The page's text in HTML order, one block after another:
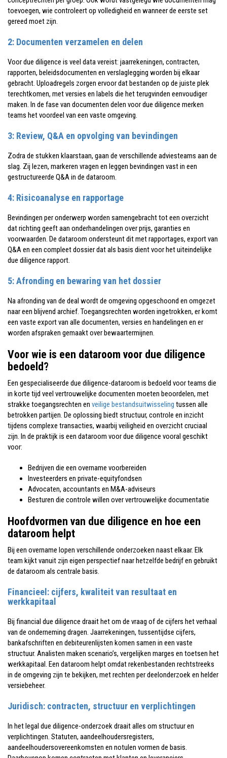
toevoegen, wie controleert op volledigheid en wanneer de eerste set
gereed moet zijn.
2: Documenten verzamelen en delen
Voor due diligence is veel data vereist: jaarrekeningen, contracten,
rapporten, beleidsdocumenten en verslaglegging worden bij elkaar
gebracht. Uploadregels zorgen ervoor dat bestanden op de juiste plek
terechtkomen, met versies en labels die het terugvinden eenvoudiger
maken. In de fase van documenten delen voor due diligence merken
teams het voordeel van een vaste omgeving.
3: Review, Q&A en opvolging van bevindingen
Zodra de stukken klaarstaan, gaan de verschillende adviesteams aan de
slag. Zij lezen, markeren vragen en leggen bevindingen vast in een
gestructureerde Q&A in de dataroom.
4: Risicoanalyse en rapportage
Bevindingen per onderwerp worden samengebracht tot een overzicht
dat richting geeft aan onderhandelingen over prijs, garanties en
voorwaarden. De dataroom ondersteunt dit met rapportages, export van
Q&A en een compleet dossier dat als basis dient voor het uiteindelijke
due diligence rapport.
5: Afronding en bewaring van het dossier
Na afronding van de deal wordt de omgeving opgeschoond en omgezet
naar een blijvend archief. Toegangsrechten worden ingetrokken, er komt
een vaste export van alle documenten, versies en handelingen en er
worden afspraken gemaakt over bewaartermijnen.
Voor wie is een dataroom voor due diligence
bedoeld?
Een gespecialiseerde due diligence-dataroom is bedoeld voor teams die
in korte tijd veel vertrouwelijke documenten moeten beoordelen, met
strakke toegangsrechten en veilige bestandsuitwisseling tussen alle
betrokken partijen. De oplossing biedt structuur, controle en inzicht
tijdens complexe transacties, waarbij veiligheid en overzicht cruciaal
zijn. In de praktijk is een dataroom voor due diligence vooral geschikt
voor:
Bedrijven die een overname voorbereiden
Investeerders en private-equityfondsen
Advocaten, accountants en M&A-adviseurs
Besturen die controle willen over vertrouwelijke documentatie
Hoofdvormen van due diligence en hoe een
dataroom helpt
Bij een overname lopen verschillende onderzoeken naast elkaar. Elk
team kijkt vanuit zijn eigen perspectief naar hetzelfde bedrijf en gebruikt
de dataroom als centrale basis.
Financieel: cijfers, kwaliteit van resultaat en
werkkapitaal
Bij financial due diligence draait het om de vraag of de cijfers het verhaal
van de onderneming dragen. Jaarrekeningen, tussentijdse cijfers,
bankafschriften en debiteurenlijsten komen samen in een vaste
structuur. Analisten maken scenario’s, vergelijken marges en toetsen het
werkkapitaal. Een dataroom helpt omdat rekenbestanden rechtstreeks
in de omgeving zijn te bekijken, met rechten per deelonderzoek en helder
versiebeheer.
Juridisch: contracten, structuur en verplichtingen
In het legal due diligence-onderzoek draait alles om structuur en
verplichtingen. Statuten, aandeelhoudersregisters,
aandeelhoudersovereenkomsten en notulen vormen de basis.